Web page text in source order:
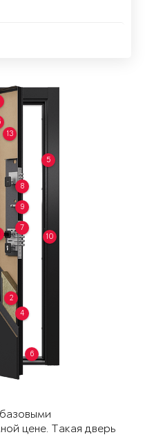
2
4
5
6
7
8
9
10
13
цене. Такая дверь